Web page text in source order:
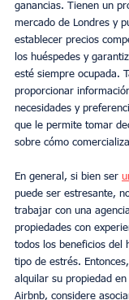
ganancias. Tienen un
mercado de Londres y
establecer precios
los huéspedes y
esté siempre ocupada.
proporcionar
necesidades y
que le permite tomar
sobre cómo
En general, si bien ser
puede ser estresante,
trabajar con una
propiedades con
todos los beneficios del
tipo de estrés.
alquilar su propiedad
Airbnb, considere